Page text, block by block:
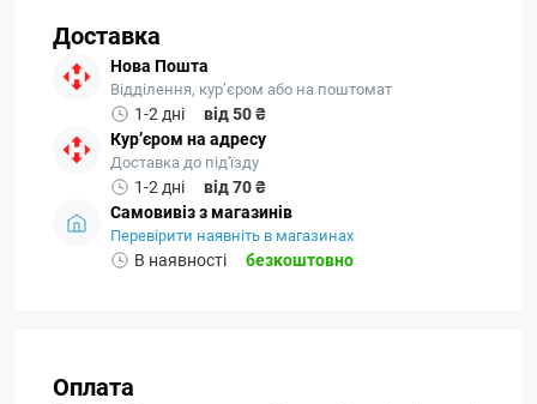
Доставка
Нова Пошта
Відділення, кур’єром або на поштомат
1-2 дні
від 50 ₴
Кур’єром на адресу
Доставка до під'їзду
1-2 дні
від 70 ₴
Самовивіз з магазинів
Перевірити наявніть в магазинах
В наявності безкоштовно
Оплата